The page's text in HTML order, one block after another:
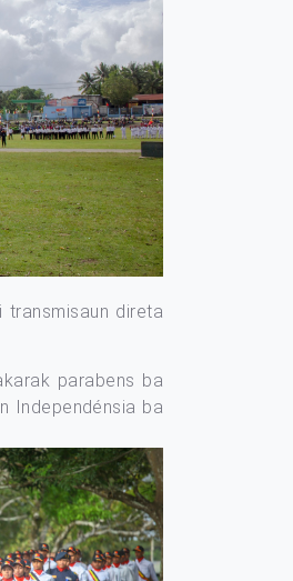
transmisaun direta
parabens ba
Independénsia ba